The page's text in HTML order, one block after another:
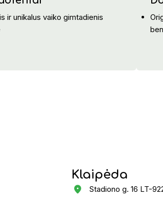
ir unikalus vaiko gimtadienis
Klaipėda
Stadiono g. 16 LT-